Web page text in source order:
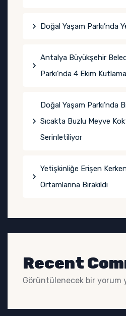
Doğal Yaşam Parkı’nda
Antalya Büyükşehir
Parkı’nda 4 Ekim
Doğal Yaşam Parkı’nda
Sıcakta Buzlu Meyve
Serinletiliyor
Yetişkinliğe Erişen
Ortamlarına Bırakıldı
Recent
Görüntülenecek bir yorum